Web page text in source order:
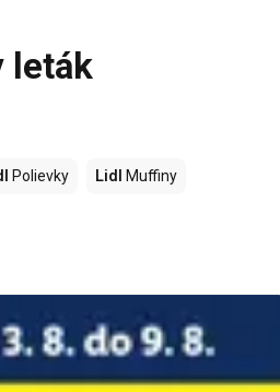
leták
Polievky Lidl Muffiny